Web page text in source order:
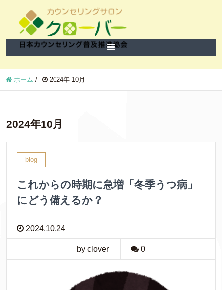
ホーム / 2024年 10月
2024年10月
blog
これからの時期に急増「冬季うつ病」
にどう備えるか？
2024.10.24
by clover 0